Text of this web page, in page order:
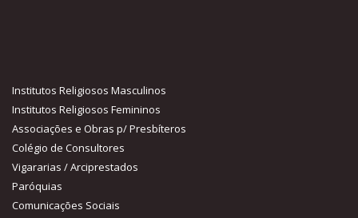
Institutos Religiosos Masculinos
Institutos Religiosos Femininos
Associações e Obras p/ Presbíteros
Colégio de Consultores
Vigararias / Arciprestados
Paróquias
Comunicações Sociais